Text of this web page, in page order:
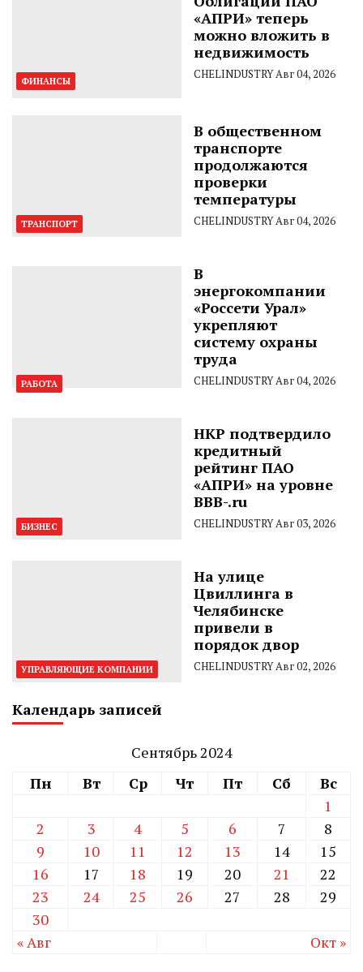
ФИНАНСЫ
«АПРИ» теперь
можно вложить в
недвижимость
CHELINDUSTRYАвг 04, 2026
ТРАНСПОРТ
В общественном
транспорте
продолжаются
проверки
температуры
CHELINDUSTRYАвг 04, 2026
РАБОТА
В
энергокомпании
«Россети Урал»
укрепляют
систему охраны
труда
CHELINDUSTRYАвг 04, 2026
БИЗНЕС
НКР подтвердило
кредитный
рейтинг ПАО
«АПРИ» на уровне
BBB-.ru
CHELINDUSTRYАвг 03, 2026
УПРАВЛЯЮЩИЕ КОМПАНИИ
На улице
Цвиллинга в
Челябинске
привели в
порядок двор
CHELINDUSTRYАвг 02, 2026
Календарь записей
Сентябрь 2024
Пн
Вт Ср Чт Пт Сб
Вс
1
2
3 4 5 6 7
8
9
10 11 12 13 14
15
16
17 18 19 20 21
22
23
24 25 26 27 28
29
30
« Авг
Окт »